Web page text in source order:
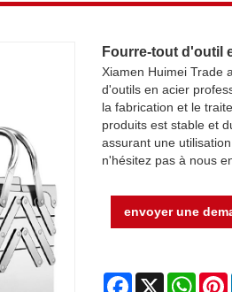
Fourre-tout d'outil
Xiamen Huimei Trade
d'outils en acier
la fabrication et le
produits est stable et
assurant une
n'hésitez pas à nous
envoyer une
Facebook
X